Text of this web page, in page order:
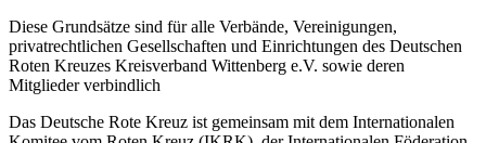
Diese Grundsätze sind für alle Verbände, Vereinigungen,
privatrechtlichen Gesellschaften und Einrichtungen des Deutschen
Roten Kreuzes Kreisverband Wittenberg e.V. sowie deren
Mitglieder verbindlich
Das Deutsche Rote Kreuz ist gemeinsam mit dem Internationalen